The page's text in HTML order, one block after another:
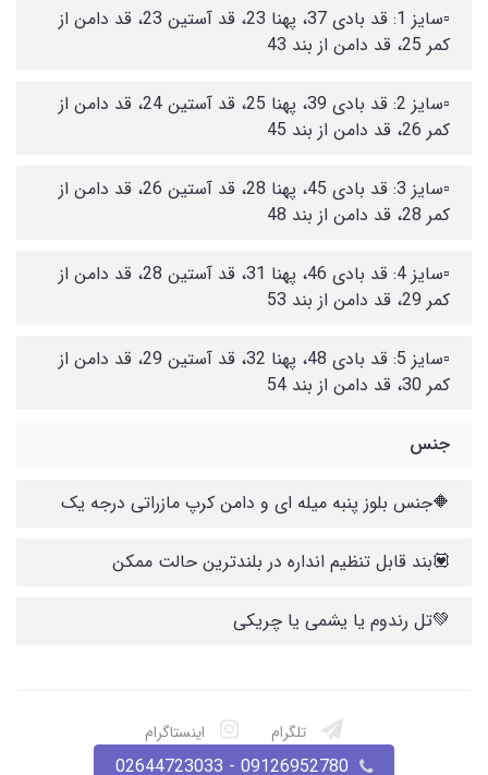
▫️سایز 1: قد بادی 37، پهنا 23، قد آستین 23، قد دامن از
کمر 25، قد دامن از بند 43
▫️سایز 2: قد بادی 39، پهنا 25، قد آستین 24، قد دامن از
کمر 26، قد دامن از بند 45
▫️سایز 3: قد بادی 45، پهنا 28، قد آستین 26، قد دامن از
کمر 28، قد دامن از بند 48
▫️سایز 4: قد بادی 46، پهنا 31، قد آستین 28، قد دامن از
کمر 29، قد دامن از بند 53
▫️سایز 5: قد بادی 48، پهنا 32، قد آستین 29، قد دامن از
کمر 30، قد دامن از بند 54
جنس
🔶جنس بلوز پنبه میله ای و دامن کرپ مازراتی درجه یک
💟بند قابل تنظیم انداره در بلندترین حالت ممکن
💚تل رندوم یا یشمی یا چریکی
تلگرام اینستاگرام
09126952780 - 02644723033